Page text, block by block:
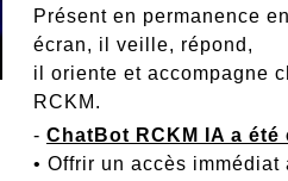
Présent en permanence
écran, il veille, répond,
il oriente et accompagne
RCKM.
- ChatBot RCKM IA a été
• Offrir un accès immédiat